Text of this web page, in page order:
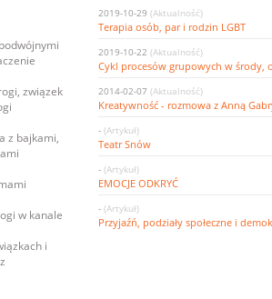
związek
z bajkami,
w kanale
i
2019-10-29 (Aktualność)
Terapia osób, par i rodzin LGBT
2019-10-22 (Aktualność)
Cykl procesów grupowych w środy,
2014-02-07 (Aktualność)
Kreatywność - rozmowa z Anną
- (Artykuł)
Teatr Snów
- (Artykuł)
EMOCJE ODKRYĆ
- (Artykuł)
Przyjaźń, podziały społeczne i